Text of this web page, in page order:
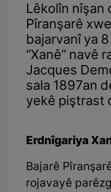
Lêkolîn nîşan
Pîranşarê
bajarvanî ya
“Xanê” navê
Jacques
sala 1897an
yekê piştrast
Erdnîgariya
Bajarê
rojavayê